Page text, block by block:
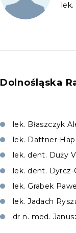
lek.
Dolnośląska
lek. Błaszczyk
lek. Dattner-
lek. dent. Duży
lek. dent. Dyrcz-
lek. Grabek
lek. Jadach
dr n. med.